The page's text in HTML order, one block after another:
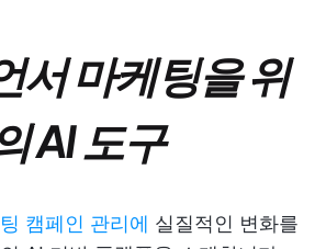
서 마케팅을 위
AI 도구
캠페인 관리에 실질적인 변화를